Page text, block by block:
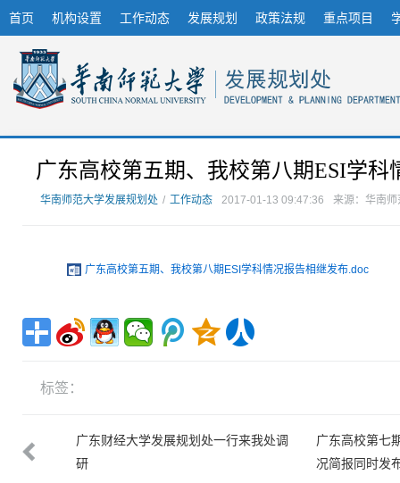
首页 机构设置 工作动态 发展规划 政策法规 重点项目
广东高校第五期、我校第八期ESI学科
华南师范大学发展规划处 / 工作动态 2017-01-13 09:47:36 来源：华南
广东高校第五期、我校第八期ESI学科情况报告相继发布.doc
标签：
学科情
广东财经大学发展规划处一行来我处调
研
广东高校第七
况简报同时发